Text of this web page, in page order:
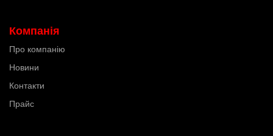
Компанія
Про компанію
Новини
Контакти
Прайс